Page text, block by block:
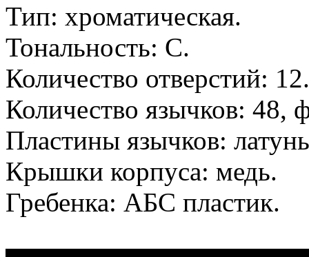
Тип: хроматическая.
Тональность: С.
Количество отверстий: 12.
Количество язычков: 48,
Пластины язычков:
Крышки корпуса: медь.
Гребенка: АБС пластик.